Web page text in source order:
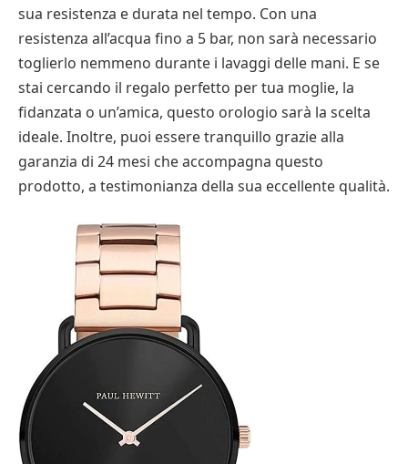
sua resistenza e durata nel tempo. Con una
resistenza all’acqua fino a 5 bar, non sarà necessario
toglierlo nemmeno durante i lavaggi delle mani. E se
stai cercando il regalo perfetto per tua moglie, la
fidanzata o un’amica, questo orologio sarà la scelta
ideale. Inoltre, puoi essere tranquillo grazie alla
garanzia di 24 mesi che accompagna questo
prodotto, a testimonianza della sua eccellente qualità.